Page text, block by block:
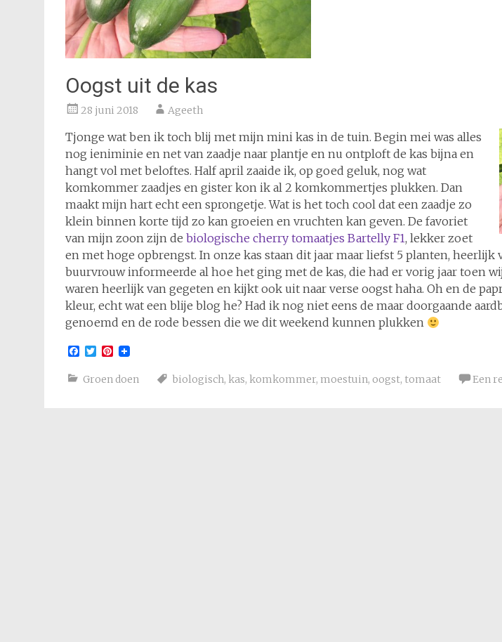
Oogst uit de kas
28 juni 2018 Ageeth
Tjonge wat ben ik toch blij met mijn mini kas in de tuin. Begin mei was alles
nog ieniminie en net van zaadje naar plantje en nu ontploft de kas bijna en
hangt vol met beloftes. Half april zaaide ik, op goed geluk, nog wat
komkommer zaadjes en gister kon ik al 2 komkommertjes plukken. Dan
maakt mijn hart echt een sprongetje. Wat is het toch cool dat een zaadje zo
klein binnen korte tijd zo kan groeien en vruchten kan geven. De favoriet
van mijn zoon zijn de biologische cherry tomaatjes Bartelly F1, lekker zoet
en met hoge opbrengst. In onze kas staan dit jaar maar liefst 5 planten, heerlijk
buurvrouw informeerde al hoe het ging met de kas, die had er vorig jaar toen
waren heerlijk van gegeten en kijkt ook uit naar verse oogst haha. Oh en de
kleur, echt wat een blije blog he? Had ik nog niet eens de maar doorgaande
genoemd en de rode bessen die we dit weekend kunnen plukken
Facebook
TwitterPinterest
Groen doen biologisch, kas, komkommer, moestuin, oogst, tomaat Een